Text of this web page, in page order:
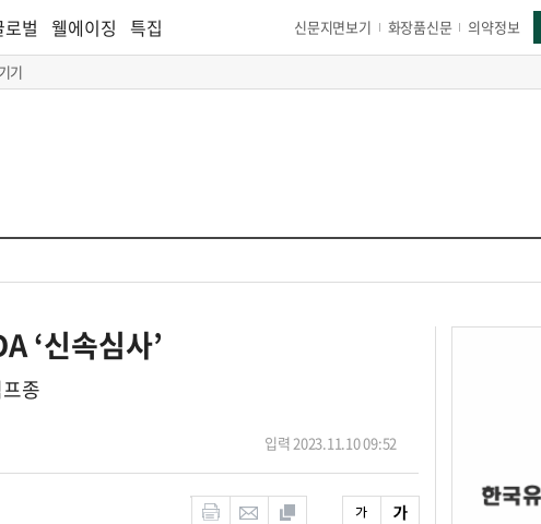
기
로벌 웰에이징 특집 신문지면보기 화장품신문 의약정보
‘신속심사’
종
입력 2023.11.10 09:52